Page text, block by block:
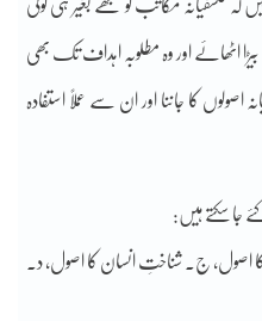
فلسفیانہ مکاتب کو سمجھے بغیر ہی کوئی
اٹھائے اور وہ مطلوبہ اہداف تک بھی
کا جاننا اور ان سے عملاً استفادہ
جا سکتے ہیں:
ج۔ شناختِ انسان کا اصول، د۔